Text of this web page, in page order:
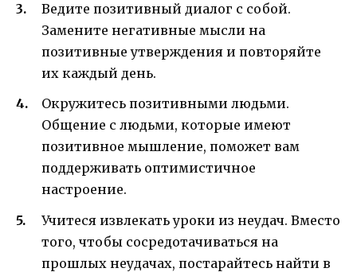
Ведите позитивный диалог с собой.
Замените негативные мысли на
позитивные утверждения и повторяйте
их каждый день.
Окружитесь позитивными людьми.
Общение с людьми, которые имеют
позитивное мышление, поможет вам
поддерживать оптимистичное
настроение.
Учитеся извлекать уроки из неудач. Вместо
того, чтобы сосредотачиваться на
прошлых неудачах, постарайтесь найти в